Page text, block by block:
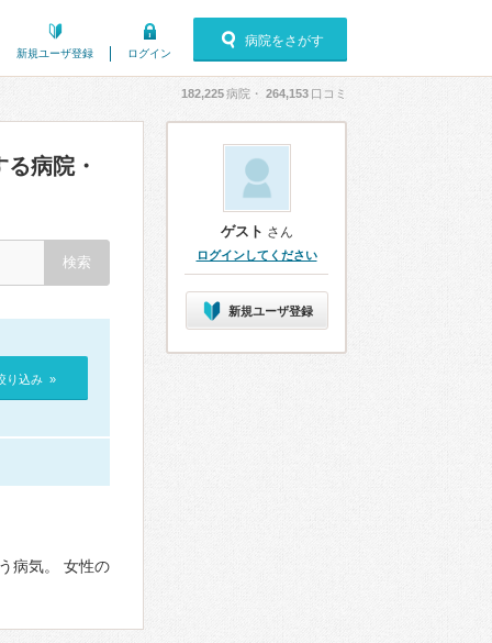
新規ユーザ登録 ログイン
病院をさがす
182,225病院・ 264,153 口コミ
病院・
り込み »
病気。 女性の
ゲスト さん
ログインしてください
新規ユーザ登録